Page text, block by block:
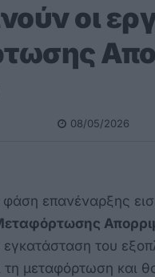
οι
08/05/2026
φάση επανέναρξης
εγκατάσταση του
τη μεταφόρτωση και